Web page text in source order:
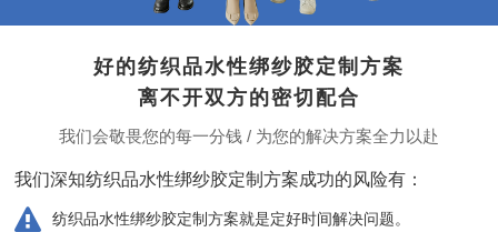
好的纺织品水性绑纱胶定制方案
离不开双方的密切配合
我们会敬畏您的每一分钱 / 为您的解决方案全力以赴
我们深知纺织品水性绑纱胶定制方案成功的风险有：
纺织品水性绑纱胶定制方案就是定好时间解决问题。